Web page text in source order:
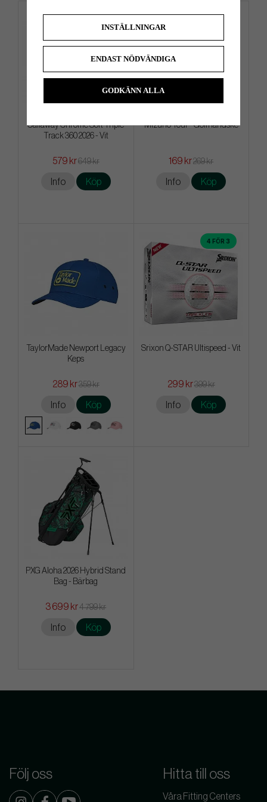
Callaway Chrome Soft Triple
Track 360 2026 - Vit
579 kr649 kr
Info Köp
Mizuno Tour - Golfhandske
169 kr269 kr
Info Köp
TaylorMade Newport Legacy
Keps
289 kr359 kr
Info Köp
4 FÖR 3
Srixon Q-STAR Ultispeed - Vit
299 kr399 kr
Info Köp
PXG Aloha 2026 Hybrid Stand
Bag - Bärbag
3 699 kr4 799 kr
Info Köp
Följ oss Hitta till oss
Våra Fitting Centers
INSTÄLLNINGAR
ENDAST NÖDVÄNDIGA
GODKÄNN ALLA